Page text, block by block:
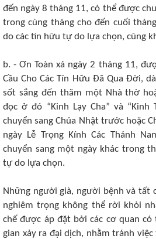
đến ngày 8 tháng 11, có thể được
trong cùng tháng cho đến cuối
do các tín hữu tự do lựa chọn, cũng
b. - Ơn Toàn xá ngày 2 tháng 11,
Cầu Cho Các Tín Hữu Đã Qua Đời,
sốt sắng đến thăm một Nhà thờ
đọc ở đó “Kinh Lạy Cha” và “Kinh
chuyển sang Chúa Nhật trước hoặc
ngày Lễ Trọng Kính Các Thánh
chuyển sang một ngày khác trong
tự do lựa chọn.
Những người già, người bệnh và tất
nghiêm trọng không thể rời khỏi
chế được áp đặt bởi các cơ quan
gian xảy ra đại dịch, nhằm tránh